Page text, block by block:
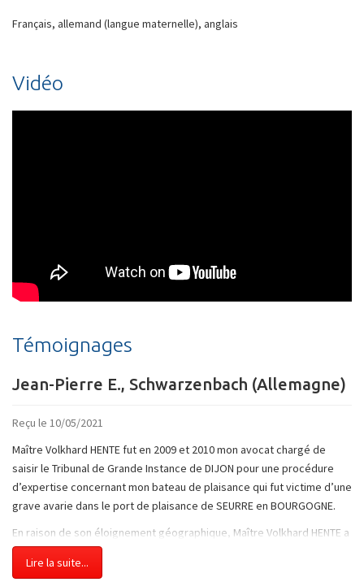
Français, allemand (langue maternelle), anglais
Vidéo
Témoignages
Jean-Pierre E., Schwarzenbach (Allemagne)
Reçu le 10/05/2021
Maître Volkhard HENTE fut en 2009 et 2010 mon avocat chargé de
saisir le Tribunal de Grande Instance de DIJON pour une procédure
d’expertise concernant mon bateau de plaisance qui fut victime d’une
grave avarie dans le port de plaisance de SEURRE en BOURGOGNE.
En raison de son éloignement géographique, Maître Volkhard HENTE a
été par la suite substitué, d’un accord mutuel, par son confrère
correspondant à Dijon, ce dernier étant proche du lieu des
Lire la suite...